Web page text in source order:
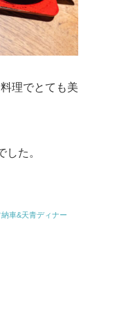
理でとても美
た。
車&天青ディナー